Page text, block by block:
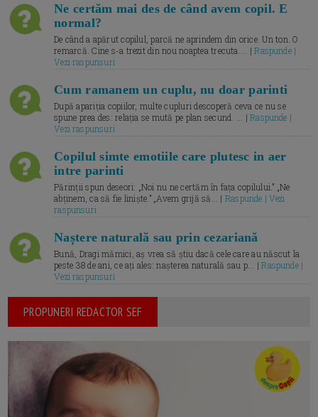
Ne certăm mai des de când avem copil. E
normal?
De când a apărut copilul, parcă ne aprindem din orice. Un ton. O
remarcă. Cine s-a trezit din nou noaptea trecuta.... |Raspunde |
Vezi raspunsuri
Cum ramanem un cuplu, nu doar parinti
După apariția copiilor, multe cupluri descoperă ceva ce nu se
spune prea des: relația se mută pe plan secund. ... |Raspunde |
Vezi raspunsuri
Copilul simte emotiile care plutesc in aer
intre parinti
Părinții spun deseori: „Noi nu ne certăm în fața copilului.” „Ne
abținem, ca să fie liniște.” „Avem grijă să... | Raspunde | Vezi
raspunsuri
Naștere naturală sau prin cezariană
Bună, Dragi mămici, aș vrea să știu dacă cele care au născut la
peste 38 de ani, ce ați ales: nașterea naturală sau p... |Raspunde |
Vezi raspunsuri
PROPUNERI REDACTOR SEF